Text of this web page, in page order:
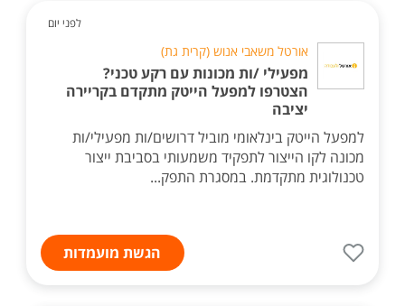
לפני יום
אורטל משאבי אנוש (קרית גת)
מפעילי /ות מכונות עם רקע טכני?
הצטרפו למפעל הייטק מתקדם בקריירה
יציבה
למפעל הייטק בינלאומי מוביל דרושים/ות מפעילי/ות
מכונה לקו הייצור לתפקיד משמעותי בסביבת ייצור
טכנולוגית מתקדמת. במסגרת התפק...
הגשת מועמדות